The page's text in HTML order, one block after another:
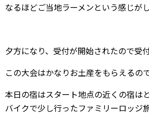
なるほどご当地ラーメンという感じが
夕方になり、受付が開始されたので受
この大会はかなりお土産をもらえるの
本日の宿はスタート地点の近くの宿は
バイクで少し行ったファミリーロッジ